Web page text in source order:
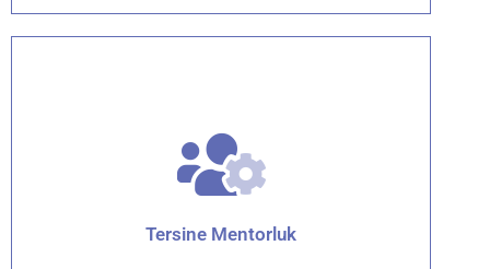
Detaylar için tıklayın
Tersine Mentorluk